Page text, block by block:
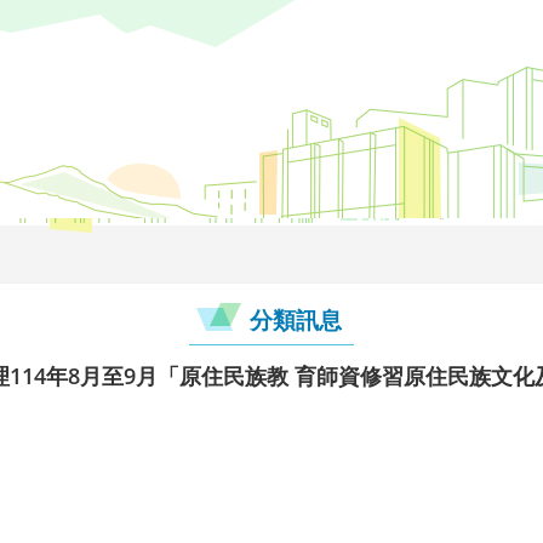
分類訊息
年8月至9月「原住民族教 育師資修習原住民族文